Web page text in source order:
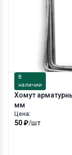
В
наличии
Хомут
мм
Цена:
50 ₽/шт